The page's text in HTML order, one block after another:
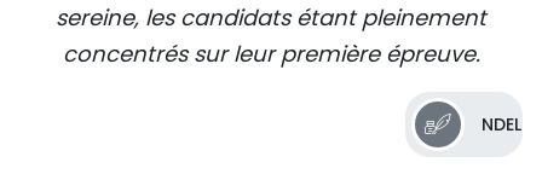
sereine, les candidats étant pleinement
concentrés sur leur première épreuve.
NDEL